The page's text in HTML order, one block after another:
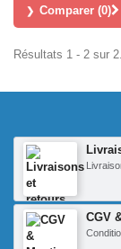
Comparer (0)
Résultats 1 - 2 sur 2.
CGV